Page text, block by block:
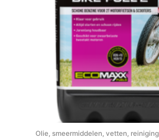
Olie, smeermiddelen, vetten,